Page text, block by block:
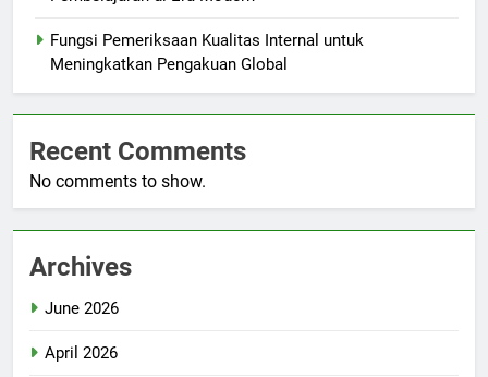
Fungsi Pemeriksaan Kualitas Internal untuk
Meningkatkan Pengakuan Global
Recent Comments
No comments to show.
Archives
June 2026
April 2026